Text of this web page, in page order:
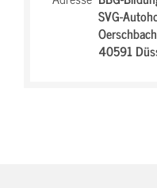
SVG-
40591